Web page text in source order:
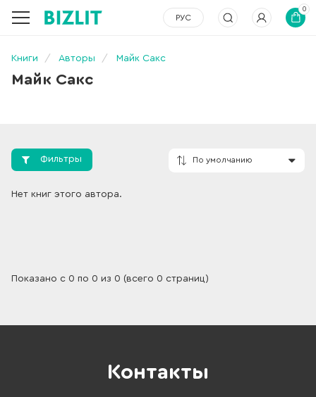
РУС
0
Книги Авторы Майк Сакс
Майк Сакс
Фильтры
Нет книг этого автора.
Показано с 0 по 0 из 0 (всего 0 страниц)
Контакты